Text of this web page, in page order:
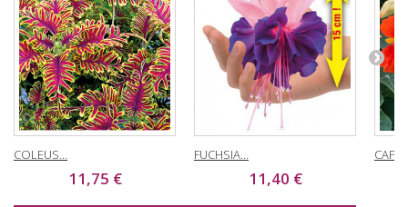
COLEUS...
11,75 €
FUCHSIA...
11,40 €